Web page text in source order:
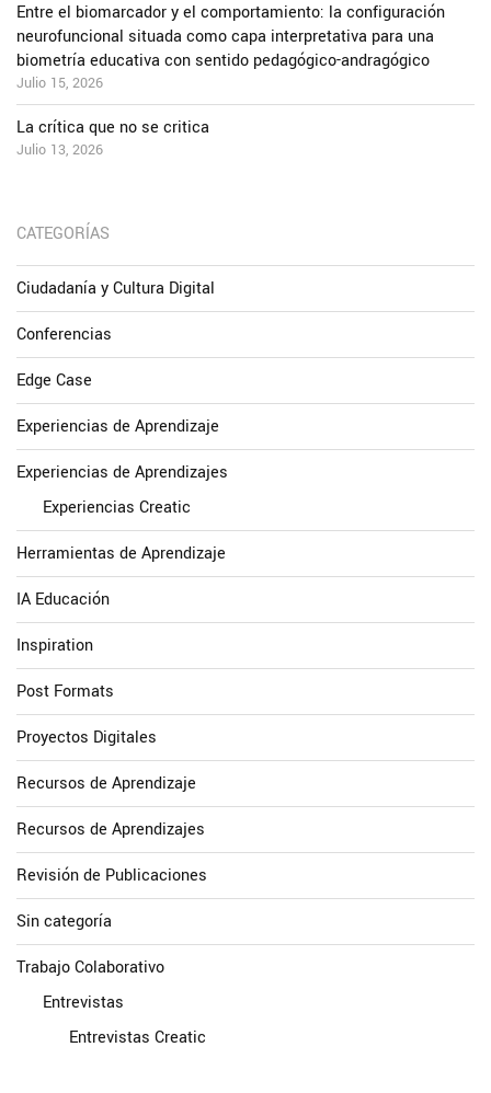
Entre el biomarcador y el comportamiento: la configuración
neurofuncional situada como capa interpretativa para una
biometría educativa con sentido pedagógico-andragógico
Julio 15, 2026
La crítica que no se critica
Julio 13, 2026
CATEGORÍAS
Ciudadanía y Cultura Digital
Conferencias
Edge Case
Experiencias de Aprendizaje
Experiencias de Aprendizajes
Experiencias Creatic
Herramientas de Aprendizaje
IA Educación
Inspiration
Post Formats
Proyectos Digitales
Recursos de Aprendizaje
Recursos de Aprendizajes
Revisión de Publicaciones
Sin categoría
Trabajo Colaborativo
Entrevistas
Entrevistas Creatic